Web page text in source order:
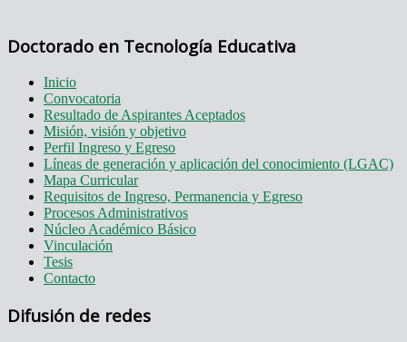
Doctorado en Tecnología Educativa
Inicio
Convocatoria
Resultado de Aspirantes Aceptados
Misión, visión y objetivo
Perfil Ingreso y Egreso
Líneas de generación y aplicación del conocimiento (LGAC)
Mapa Curricular
Requisitos de Ingreso, Permanencia y Egreso
Procesos Administrativos
Núcleo Académico Básico
Vinculación
Tesis
Contacto
Difusión de redes